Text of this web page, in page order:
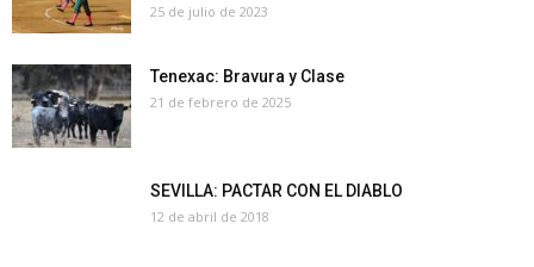
25 de julio de 2023
Tenexac: Bravura y Clase
21 de febrero de 2025
SEVILLA: PACTAR CON EL DIABLO
12 de abril de 2018